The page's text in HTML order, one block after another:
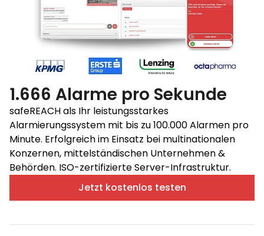
1.666 Alarme pro Sekunde
safeREACH als Ihr leistungsstarkes
Alarmierungssystem mit bis zu 100.000 Alarmen pro
Minute. Erfolgreich im Einsatz bei multinationalen
Konzernen, mittelständischen Unternehmen &
Behörden. ISO-zertifizierte Server-Infrastruktur.
Jetzt kostenlos testen